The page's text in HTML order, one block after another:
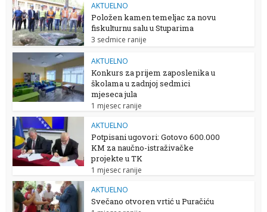
AKTUELNO
Položen kamen temeljac za novu
fiskulturnu salu u Stuparima
3 sedmice ranije
AKTUELNO
Konkurs za prijem zaposlenika u
školama u zadnjoj sedmici
mjeseca jula
1 mjesec ranije
AKTUELNO
Potpisani ugovori: Gotovo 600.000
KM za naučno-istraživačke
projekte u TK
1 mjesec ranije
AKTUELNO
Svečano otvoren vrtić u Puračiću